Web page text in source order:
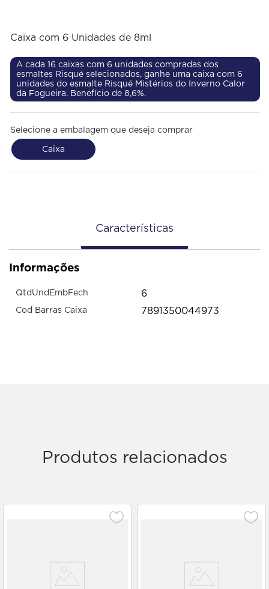
Caixa com 6 Unidades de 8ml
A cada 16 caixas com 6 unidades compradas dos
esmaltes Risqué selecionados, ganhe uma caixa com 6
unidades do esmalte Risqué Mistérios do Inverno Calor
da Fogueira. Benefício de 8,6%.
Selecione a embalagem que deseja comprar
Caixa
Características
Informações
QtdUndEmbFech 6
Cod Barras Caixa 7891350044973
Produtos relacionados